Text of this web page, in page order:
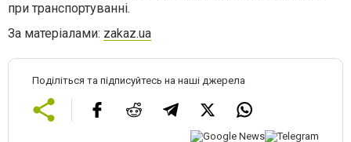
при транспортуванні.
За матеріалами: zakaz.ua
Поділіться та підписуйтесь на наші джерела